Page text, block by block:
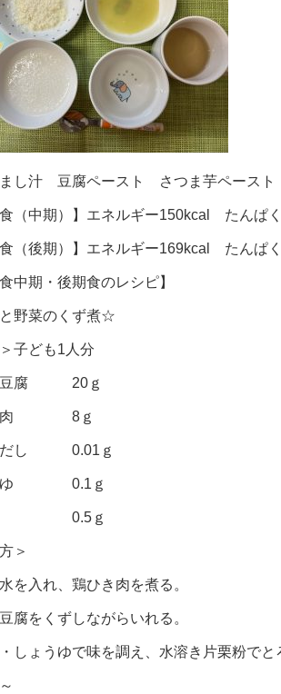
し汁 豆腐ペースト さつま芋ペースト
食（中期）】エネルギー150kcal たんぱ
食（後期）】エネルギー169kcal たんぱ
食中期・後期食のレシピ】
野菜のくず煮☆
子ども1人分
豆腐 20ｇ
肉 8ｇ
だし 0.01ｇ
ゆ 0.1ｇ
粉 0.5ｇ
＞
を入れ、鶏ひき肉を煮る。
をくずしながらいれる。
しょうゆで味を調え、水溶き片栗粉でと